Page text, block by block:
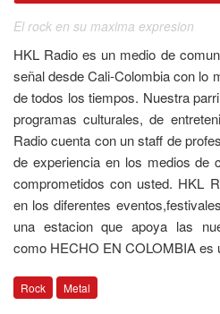
El rock en su maxima expresion
HKL Radio es un medio de
señal desde Cali-Colombia con lo
de todos los tiempos. Nuestra
programas culturales, de
Radio cuenta con un staff de
de experiencia en los medios de
comprometidos con usted. HKL
en los diferentes
una estacion que apoya las
como HECHO EN COLOMBIA es
Rock Metal